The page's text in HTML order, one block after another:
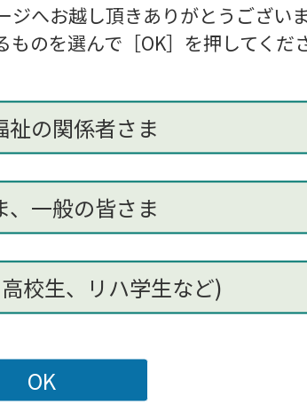
へお越し頂きありがとうござい
のを選んで［OK］を押してくだ
祉の関係者さま
、一般の皆さま
校生、リハ学生など)
補助金事業対象の為無料ですが、次年度以
協会番号 (4)経験年数 (5)分野 (6)メールアド
修チラシ[PDF: 319KB]
一覧に戻る 次の記事